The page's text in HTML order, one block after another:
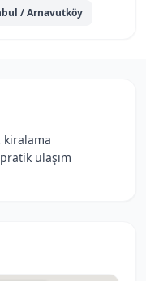
/ Arnavutköy
kiralama
ulaşım